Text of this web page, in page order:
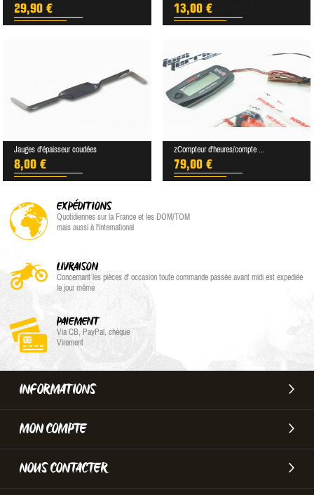
29,90 € 13,00 €
Jauges d'épaisseur coudées
8,00 €
zCompteur d'heures/compte ...
79,00 €
EXPÉDITIONS
Quotidiennes sur la France et les DOM/TOM
mais aussi à l'international
LIVRAISON
Concernant les pièces d' occasion toute commande passée avant midi est expediée
le jour même
PAIEMENT
Via CB, PayPal, chèque
Virement
INFORMATIONS
MON COMPTE
NOUS CONTACTER